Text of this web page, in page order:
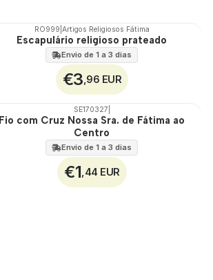
RO999 Artigos Religiosos Fátima
Escapulário religioso prateado
Envio de 1 a 3 dias
€3 ,96 EUR
SE170327
Fio com Cruz Nossa Sra. de Fátima ao
Centro
Envio de 1 a 3 dias
€1 ,44 EUR